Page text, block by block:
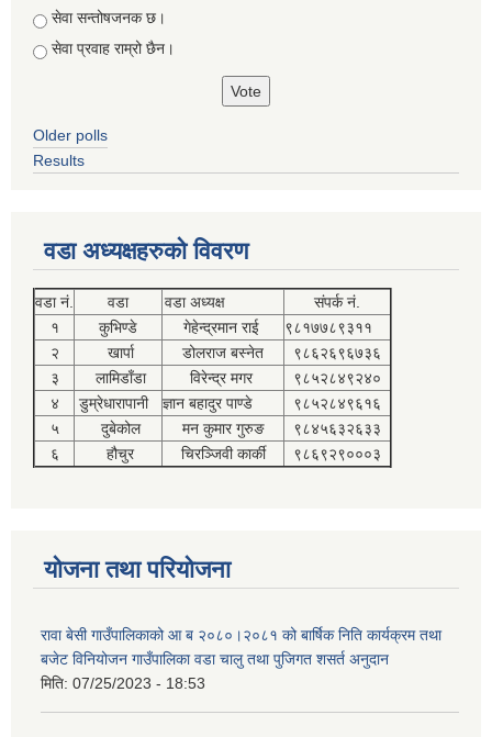
सेवा सन्तोषजनक छ।
सेवा प्रवाह राम्रो छैन।
Older polls
Results
वडा अध्यक्षहरुको विवरण
वडा नं. वडा वडा अध्यक्ष
संपर्क नं.
१
कुभिण्डे गेहेन्द्रमान राई
९८१७७८९३११
२
खार्पा डोलराज बस्नेत
९८६२६९६७३६
३
लामिडाँडा विरेन्द्र मगर
९८५२८४९२४०
४
डुम्रेधारापानी ज्ञान बहादुर पाण्डे
९८५२८४९६१६
५
दुबेकोल मन कुमार गुरुङ
९८४५६३२६३३
६
हौचुर चिरञ्जिवी कार्की ९८६९२९०००३
योजना तथा परियोजना
रावा बेसी गाउँपालिकाको आ ब २०८०।२०८१ को बार्षिक निति कार्यक्रम तथा
बजेट विनियोजन गाउँपालिका वडा चालु तथा पुजिगत शसर्त अनुदान
मिति: 07/25/2023 - 18:53